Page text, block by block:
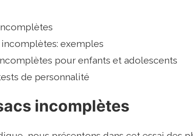
incomplètes: exemples
pour enfants et adolescents
de personnalité
incomplètes